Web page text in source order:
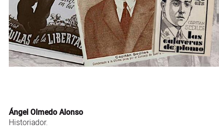
Ángel Olmedo Alonso
Historiador.